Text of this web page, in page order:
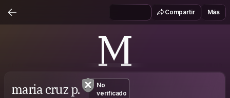
Compartir Más
M
maria cruz p.
No
verificado